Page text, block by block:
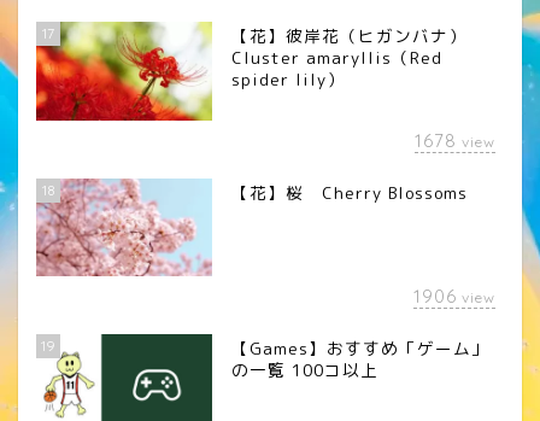
17
【花】彼岸花（ヒガンバナ）
Cluster amaryllis（Red
spider lily）
1678 view
18 【花】桜 Cherry Blossoms
1906 view
19
【Games】おすすめ「ゲーム」
の一覧 100コ以上